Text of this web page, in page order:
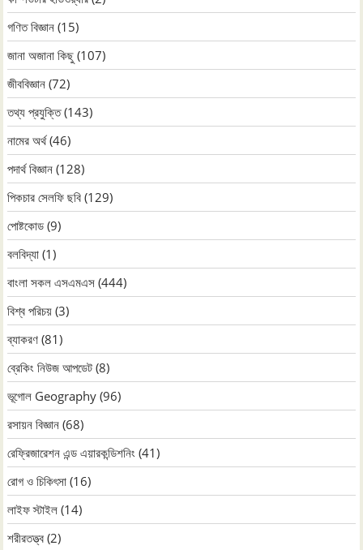
গণিত বিজ্ঞান (15)
জানা অজানা কিছু (107)
জীববিজ্ঞান (72)
তথ্য প্রযুক্তি(143)
নামের অর্থ(46)
পদার্থ বিজ্ঞান (128)
পিকচার সেলফি ছবি (129)
পোষ্টকোড (9)
বলবিদ্যা (1)
বাংলা সকল এসএমএস (444)
বিশ্ব পরিচয় (3)
ব্যাকরণ (81)
ব্রেকিং নিউজ আপডেট (8)
ভূগোল Geography (96)
রসায়ন বিজ্ঞান (68)
রেফ্রিজারেশন এন্ড এয়ারকন্ডিশনিং (41)
রোগ ও চিকিৎসা (16)
লাইফ স্টাইল (14)
শরীরতত্ত্ব (2)